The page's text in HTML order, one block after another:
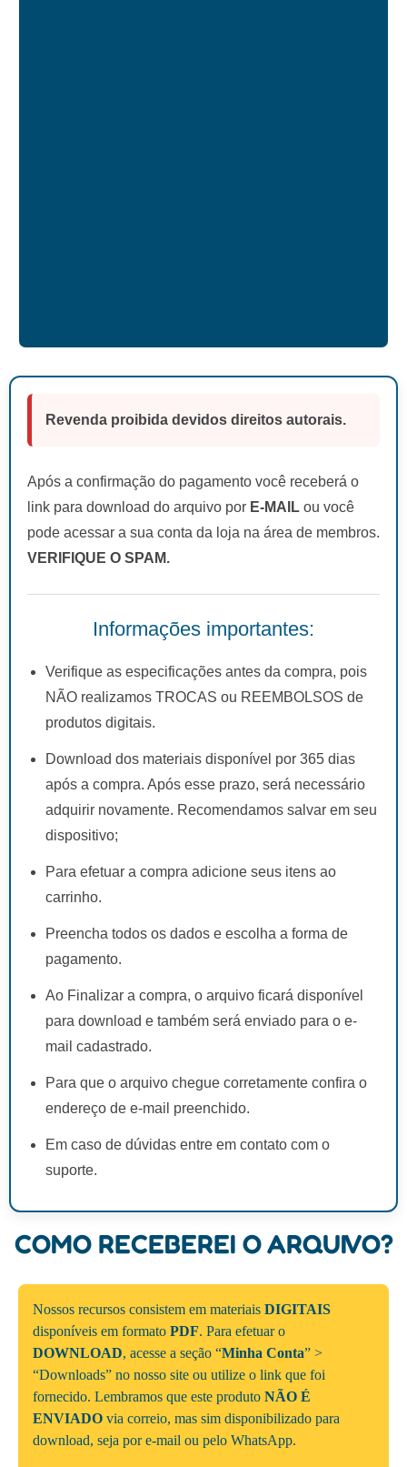
Revenda proibida devidos direitos autorais.
Após a confirmação do pagamento você receberá o
link para download do arquivo por E-MAIL ou você
pode acessar a sua conta da loja na área de membros.
VERIFIQUE O SPAM.
Informações importantes:
Verifique as especificações antes da compra, pois
NÃO realizamos TROCAS ou REEMBOLSOS de
produtos digitais.
Download dos materiais disponível por 365 dias
após a compra. Após esse prazo, será necessário
adquirir novamente. Recomendamos salvar em seu
dispositivo;
Para efetuar a compra adicione seus itens ao
carrinho.
Preencha todos os dados e escolha a forma de
pagamento.
Ao Finalizar a compra, o arquivo ficará disponível
para download e também será enviado para o e-
mail cadastrado.
Para que o arquivo chegue corretamente confira o
endereço de e-mail preenchido.
Em caso de dúvidas entre em contato com o
suporte.
COMO RECEBEREI O ARQUIVO?
Nossos recursos consistem em materiais DIGITAIS
disponíveis em formato PDF. Para efetuar o
DOWNLOAD, acesse a seção “Minha Conta” >
“Downloads” no nosso site ou utilize o link que foi
fornecido. Lembramos que este produto NÃO É
ENVIADO via correio, mas sim disponibilizado para
download, seja por e-mail ou pelo WhatsApp.